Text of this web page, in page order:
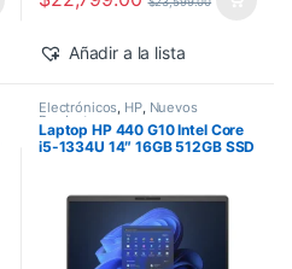
Añadir a la lista
Electrónicos, HP, Nuevos
Productos
Laptop HP 440 G10 Intel Core
i5-1334U 14″ 16GB 512GB SSD